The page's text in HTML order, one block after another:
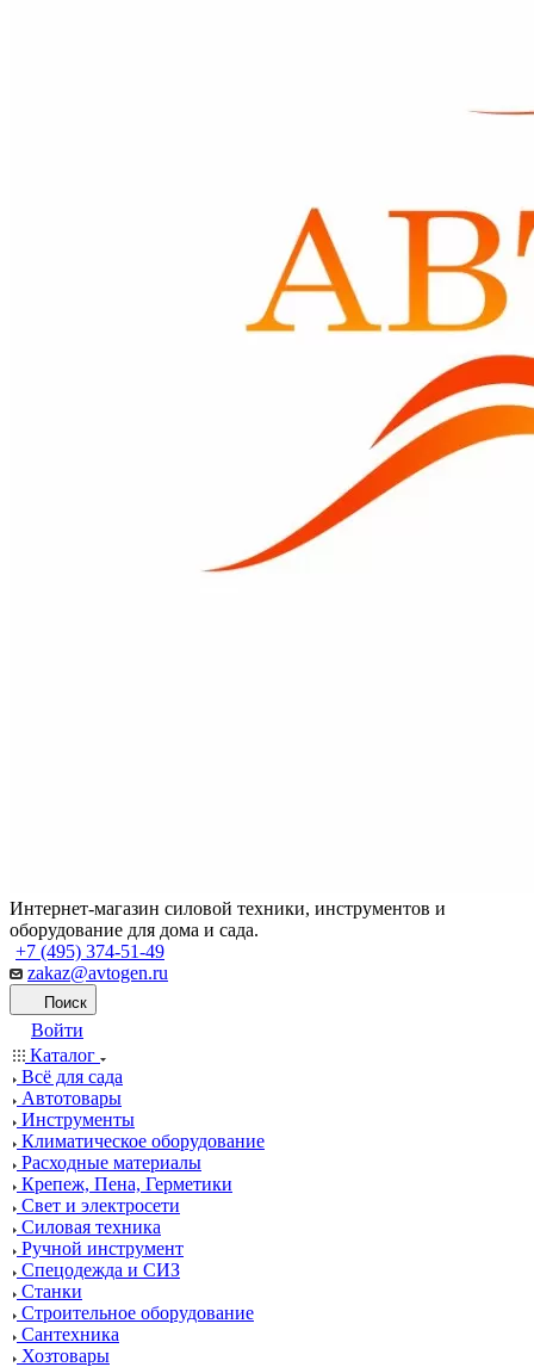
Интернет-магазин силовой техники, инструментов и
оборудование для дома и сада.
+7 (495) 374-51-49
zakaz@avtogen.ru
Поиск
Войти
Каталог
Всё для сада
Автотовары
Инструменты
Климатическое оборудование
Расходные материалы
Крепеж, Пена, Герметики
Свет и электросети
Силовая техника
Ручной инструмент
Спецодежда и СИЗ
Станки
Строительное оборудование
Сантехника
Хозтовары